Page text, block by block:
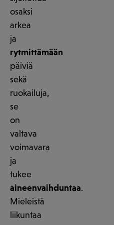
osaksi
arkea
ja
rytmittämään
päiviä
sekä
ruokailuja,
se
on
valtava
voimavara
ja
tukee
aineenvaihduntaa.
Mieleistä
liikuntaa